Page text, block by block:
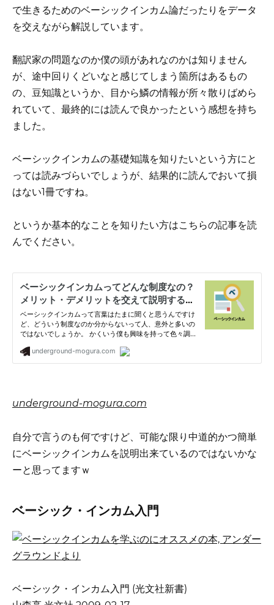
で生きるためのベーシックインカム論だったりをデータ
を交えながら解説しています。
翻訳家の問題なのか僕の頭があれなのかは知りません
が、途中回りくどいなと感じてしまう箇所はあるもの
の、豆知識というか、目から鱗の情報が所々散りばめら
れていて、最終的には読んで良かったという感想を持ち
ました。
ベーシックインカムの基礎知識を知りたいという方にと
っては読みづらいでしょうが、結果的に読んでおいて損
はない1冊ですね。
というか基本的なことを知りたい方はこちらの記事を読
んでください。
underground-mogura.com
自分で言うのも何ですけど、可能な限り中道的かつ簡単
にベーシックインカムを説明出来ているのではないかな
ーと思ってますｗ
ベーシック・インカム入門
ベーシック・インカム入門 (光文社新書)